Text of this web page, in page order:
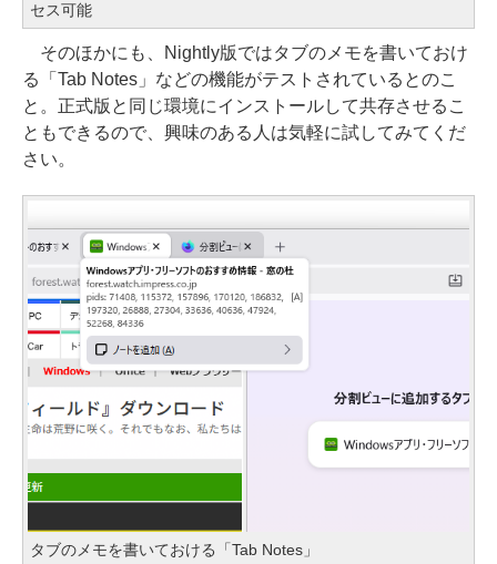
セス可能
そのほかにも、Nightly版ではタブのメモを書いておけ
る「Tab Notes」などの機能がテストされているとのこ
と。正式版と同じ環境にインストールして共存させるこ
ともできるので、興味のある人は気軽に試してみてくだ
さい。
タブのメモを書いておける「Tab Notes」